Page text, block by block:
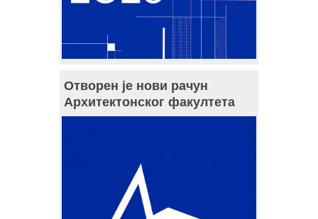
Отворен је нови рачун
Архитектонског факултета